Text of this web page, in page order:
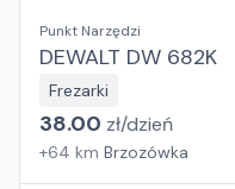
Punkt Narzędzi
DEWALT DW 682K
Frezarki
38.00 zł/dzień
+64 km Brzozówka